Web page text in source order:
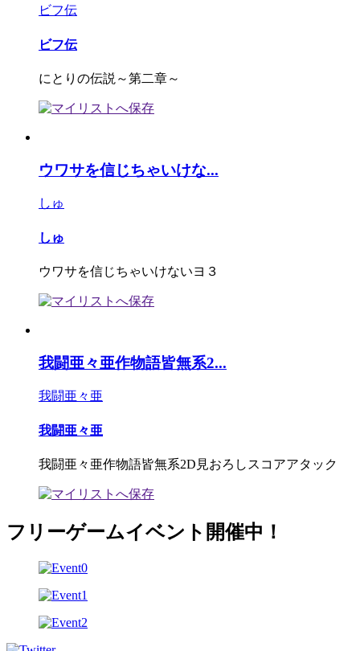
ビフ伝
ビフ伝
にとりの伝説～第二章～
ウワサを信じちゃいけな...
しゅ
しゅ
ウワサを信じちゃいけないヨ３
我闘亜々亜作物語皆無系2...
我闘亜々亜
我闘亜々亜
我闘亜々亜作物語皆無系2D見おろしスコアアタック
フリーゲームイベント開催中！